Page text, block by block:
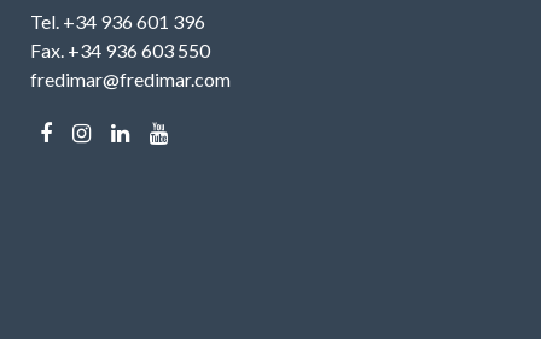
Tel. +34 936 601 396
Fax. +34 936 603 550
fredimar@fredimar.com